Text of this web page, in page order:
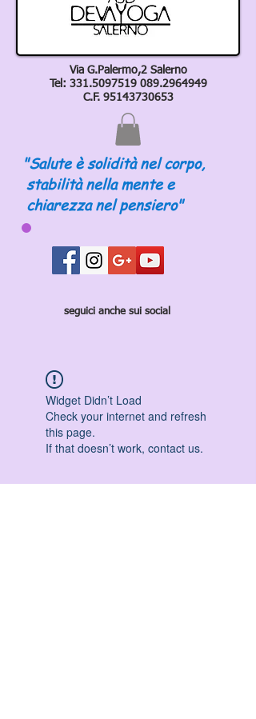
Via G.Palermo,2 Salerno
Tel: 331.5097519 089.2964949
C.F. 95143730653
"Salute è solidità nel corpo,
stabilità nella mente e
chiarezza nel pensiero"
seguici anche sui social
Widget Didn’t Load
Check your internet and refresh
this page.
If that doesn’t work, contact us.